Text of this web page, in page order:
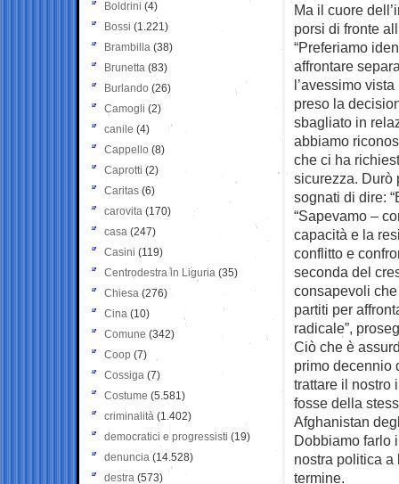
Ma il cuore
porsi di fronte
“Preferiamo
affrontare
l’avessimo
preso la
sbagliato in
abbiamo
che ci ha
sicurezza. Durò
sognati di dire:
“Sapevamo –
capacità e la
conflitto e
seconda del
consapevoli
partiti per
radicale”,
Ciò che è
primo decennio
trattare il nostro
fosse della
Afghanistan
Dobbiamo farlo
nostra politica a
termine.
Boldrini (4)
Bossi (1.221)
Brambilla (38)
Brunetta (83)
Burlando (26)
Camogli (2)
canile (4)
Cappello (8)
Caprotti (2)
Caritas (6)
carovita (170)
casa (247)
Casini (119)
Centrodestra in Liguria (35)
Chiesa (276)
Cina (10)
Comune (342)
Coop (7)
Cossiga (7)
Costume (5.581)
criminalità (1.402)
democratici e progressisti (19)
denuncia (14.528)
destra (573)